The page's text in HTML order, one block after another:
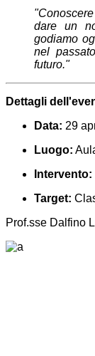
dare un
godiamo
nel
futuro."
Dettagli
Data: 29
Luogo:
Intervento:
Target:
Prof.sse Dalfino